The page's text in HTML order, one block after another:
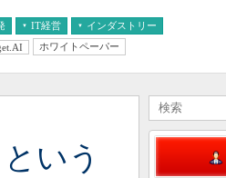
IT経営 インダストリー
ホワイトペーパー
いう